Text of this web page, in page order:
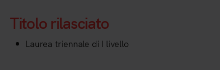
Titolo rilasciato
Laurea triennale di I livello